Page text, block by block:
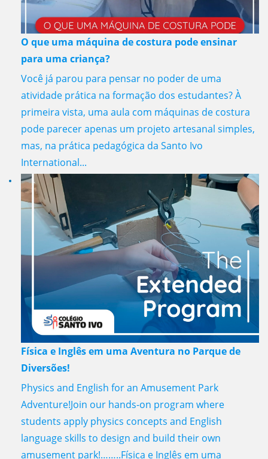
O que uma máquina de costura pode ensinar
para uma criança?
Você já parou para pensar no poder de uma
atividade prática na formação dos estudantes? À
primeira vista, uma aula com máquinas de costura
pode parecer apenas um projeto artesanal simples,
mas, na prática pedagógica da Santo Ivo
International...
Física e Inglês em uma Aventura no Parque de
Diversões!
Physics and English for an Amusement Park
Adventure!Join our hands-on program where
students apply physics concepts and English
language skills to design and build their own
amusement park!……..Física e Inglês em uma